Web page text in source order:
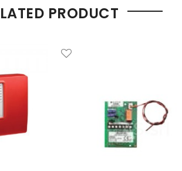
PRODUCT